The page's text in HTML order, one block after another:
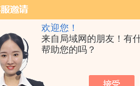
欢迎您！
来自局域网的朋友！有
帮助您的吗？
代理） AF01WV10美国